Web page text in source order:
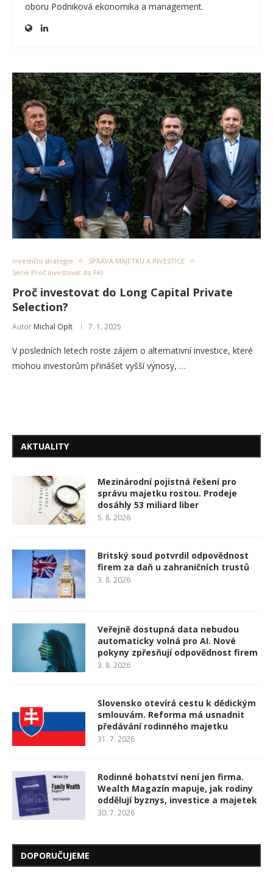
oboru Podniková ekonomika a management.
Investiční strategie
SPRÁVA MAJETKU A INVESTICE
Série Proč investovat do FKI
Proč investovat do Long Capital Private
Selection?
Autor Michal Oplt 7. 1. 2025
V posledních letech roste zájem o alternativní investice, které
mohou investorům přinášet vyšší výnosy, …
AKTUALITY
Mezinárodní pojistná řešení pro
správu majetku rostou. Prodeje
dosáhly 53 miliard liber
5. 8. 2026
Britský soud potvrdil odpovědnost
firem za daň u zahraničních trustů
3. 8. 2026
Veřejně dostupná data nebudou
automaticky volná pro AI. Nové
pokyny zpřesňují odpovědnost firem
3. 8. 2026
Slovensko otevírá cestu k dědickým
smlouvám. Reforma má usnadnit
předávání rodinného majetku
31. 7. 2026
Rodinné bohatství není jen firma.
Wealth Magazín mapuje, jak rodiny
oddělují byznys, investice a majetek
30. 7. 2026
DOPORUČUJEME